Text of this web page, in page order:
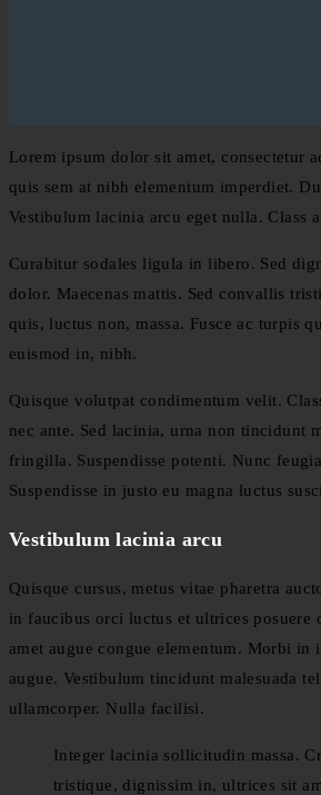
Lorem ipsum dolor sit amet, consectetur
quis sem at nibh elementum imperdiet.
Vestibulum lacinia arcu eget nulla. Class
Curabitur sodales ligula in libero. Sed
dolor. Maecenas mattis. Sed convallis
quis, luctus non, massa. Fusce ac turpis
euismod in, nibh.
Quisque volutpat condimentum velit.
nec ante. Sed lacinia, urna non tincidunt
fringilla. Suspendisse potenti. Nunc
Suspendisse in justo eu magna luctus
Vestibulum lacinia arcu
Quisque cursus, metus vitae pharetra
in faucibus orci luctus et ultrices
amet augue congue elementum. Morbi
augue. Vestibulum tincidunt malesuada
ullamcorper. Nulla facilisi.
Integer lacinia sollicitudin massa.
tristique, dignissim in, ultrices sit